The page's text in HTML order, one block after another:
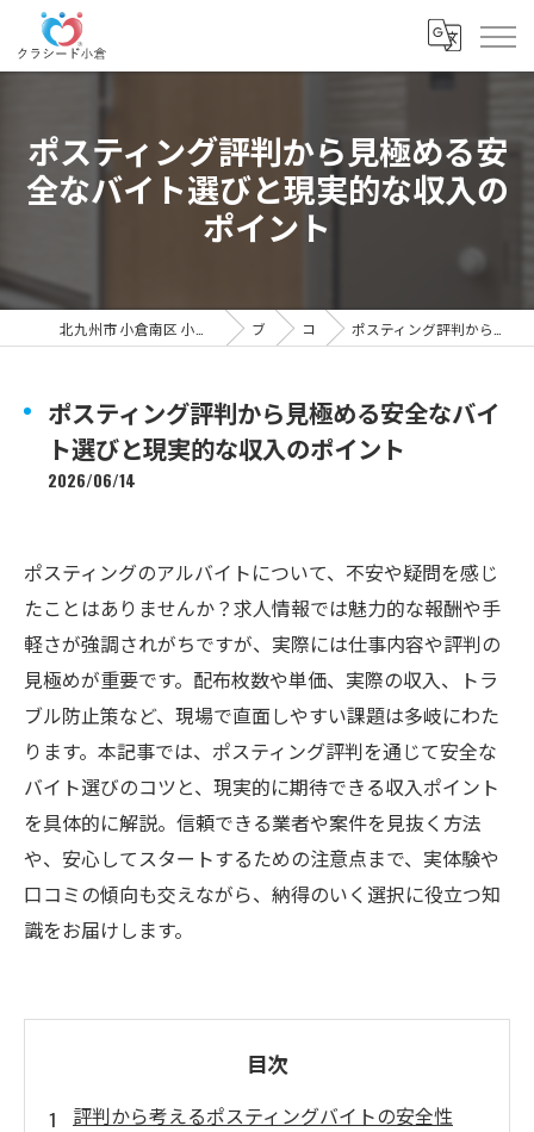
ポスティング評判から見極める安
全なバイト選びと現実的な収入の
ポイント
ブログ コラム ポスティング評判から見極める安全なバイト選びと現実的な収入のポイント
ポスティング評判から見極める安全なバイ
ト選びと現実的な収入のポイント
2026/06/14
ポスティングのアルバイトについて、不安や疑問を感じ
たことはありませんか？求人情報では魅力的な報酬や手
軽さが強調されがちですが、実際には仕事内容や評判の
見極めが重要です。配布枚数や単価、実際の収入、トラ
ブル防止策など、現場で直面しやすい課題は多岐にわた
ります。本記事では、ポスティング評判を通じて安全な
バイト選びのコツと、現実的に期待できる収入ポイント
を具体的に解説。信頼できる業者や案件を見抜く方法
や、安心してスタートするための注意点まで、実体験や
口コミの傾向も交えながら、納得のいく選択に役立つ知
識をお届けします。
目次
評判から考えるポスティングバイトの安全性